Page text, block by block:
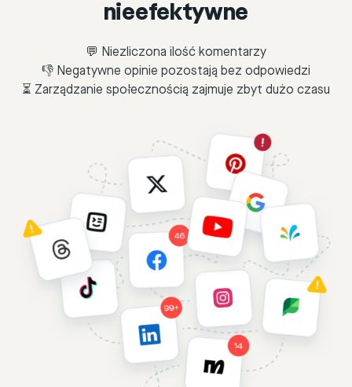
nieefektywne
💬 Niezliczona ilość komentarzy
👎 Negatywne opinie pozostają bez odpowiedzi
⏳ Zarządzanie społecznością zajmuje zbyt dużo czasu